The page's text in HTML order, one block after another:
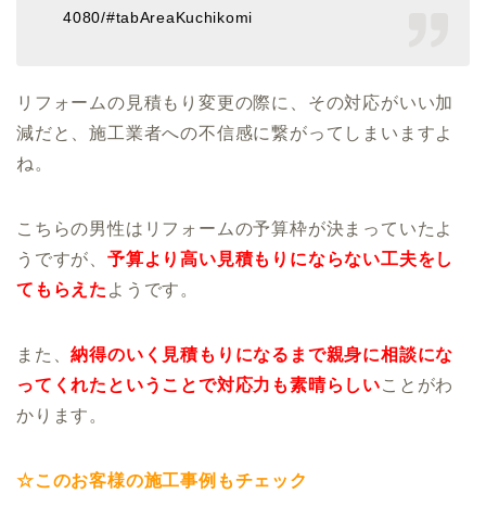
4080/#tabAreaKuchikomi
リフォームの見積もり変更の際に、その対応がいい加
減だと、施工業者への不信感に繋がってしまいますよ
ね。
こちらの男性はリフォームの予算枠が決まっていたよ
うですが、 予算より高い見積もりにならない工夫をし
てもらえた ようです。
また、納得のいく見積もりになるまで親身に相談にな
ってくれたということで対応力も素晴らしいことがわ
かります。
☆このお客様の施工事例もチェック